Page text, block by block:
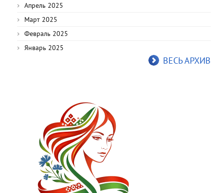
Апрель 2025
Март 2025
Февраль 2025
Январь 2025
ВЕСЬ АРХИВ